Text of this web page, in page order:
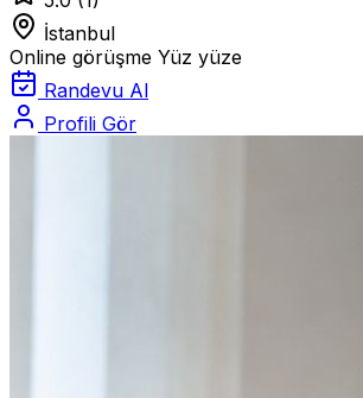
İstanbul
Online görüşme Yüz yüze
Randevu Al
Profili Gör